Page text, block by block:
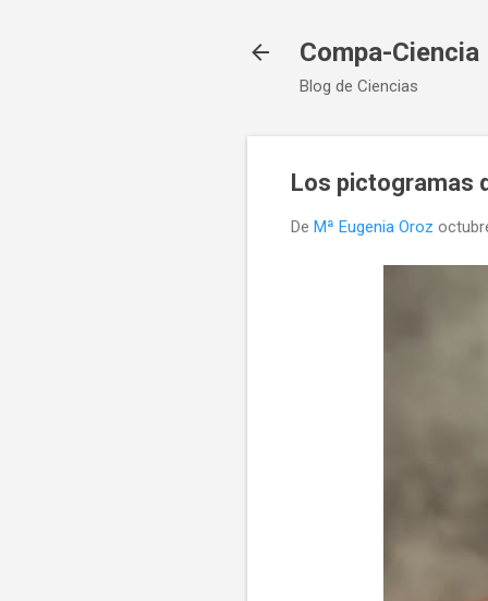
Compa-Ciencia
Blog de Ciencias
Los pictogramas
De Mª Eugenia Oroz